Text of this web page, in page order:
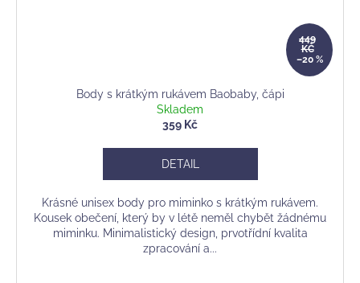
449
KČ
–20 %
Body s krátkým rukávem Baobaby, čápi
Skladem
359 Kč
DETAIL
Krásné unisex body pro miminko s krátkým rukávem.
Kousek obečení, který by v létě neměl chybět žádnému
miminku. Minimalistický design, prvotřídní kvalita
zpracování a...